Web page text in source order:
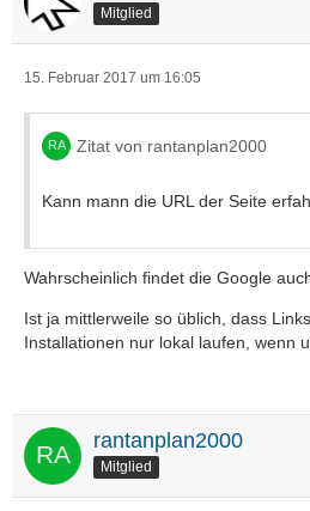
Mitglied
15. Februar 2017 um 16:05
Zitat von rantanplan2000
Kann mann die URL der Seite
Wahrscheinlich findet die Google
Ist ja mittlerweile so üblich, dass
Installationen nur lokal laufen, wenn
rantanplan2000
Mitglied